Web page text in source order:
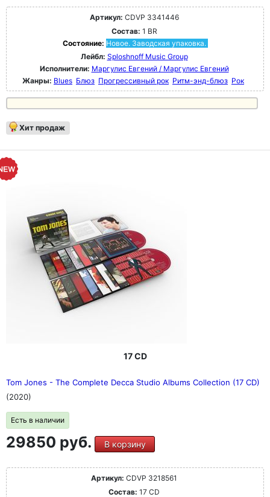
Артикул: CDVP 3341446
Состав: 1 BR
Состояние: Новое. Заводская упаковка.
Лейбл: Sploshnoff Music Group
Исполнители: Маргулис Евгений / Маргулис Евгений
Жанры: Blues Блюз Прогрессивный рок Ритм-энд-блюз Рок
Хит продаж
17 CD
Tom Jones - The Complete Decca Studio Albums Collection (17 CD)
(2020)
Есть в наличии
29850 руб. В корзину
Артикул: CDVP 3218561
Состав: 17 CD